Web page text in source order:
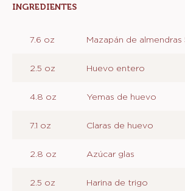
INGREDIENTES
BIZCOCHO
7.6 oz Mazapán de almendras
2.5 oz Huevo entero
4.8 oz Yemas de huevo
7.1 oz Claras de huevo
2.8 oz Azúcar glas
2.5 oz Harina de trigo